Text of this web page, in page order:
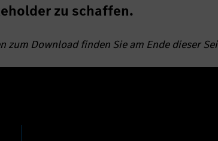
zu schaffen.
Download finden Sie am Ende dieser